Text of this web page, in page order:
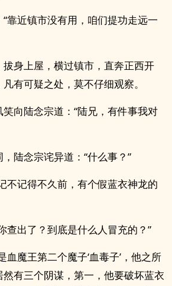
靠近镇市没有用，咱们提功走远一
身上屋，横过镇市，直奔正西开
有可疑之处，莫不仔细观察。
向陆念宗道：“陆兄，有件事我对
陆念宗诧异道：“什么事？”
不记得不久前，有个假蓝衣神龙的
查出了？到底是什么人冒充的？”
血魔王第二个魔子‘血毒子’，他之所
有三个阴谋，第一，他要破坏蓝衣